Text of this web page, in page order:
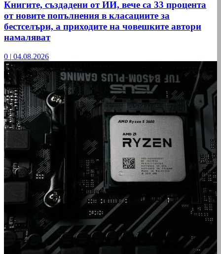
Книгите, създадени от ИИ, вече са 33 процента
от новите попълнения в класациите за
бестселъри, а приходите на човешките автори
намаляват
0 | 04.08.2026